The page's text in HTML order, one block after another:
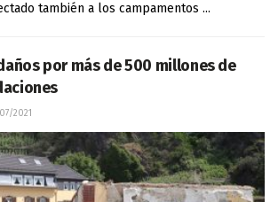
también a los campamentos ...
por más de 500 millones de
2021